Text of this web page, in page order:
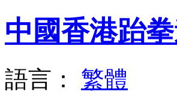
中國香港跆
語言： 繁體